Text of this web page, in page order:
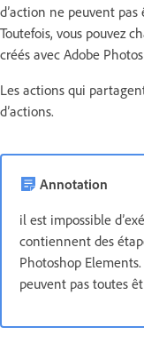
d’action ne peuvent
Toutefois, vous pouvez
créés avec Adobe
Les actions qui
d’actions.
Annotation
il est impossible
contiennent des
Photoshop
peuvent pas toutes